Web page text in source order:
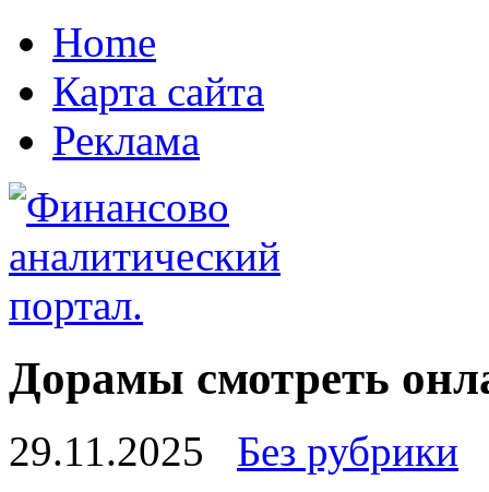
Home
Карта сайта
Реклама
Дорамы смотреть
29.11.2025
Без рубрики